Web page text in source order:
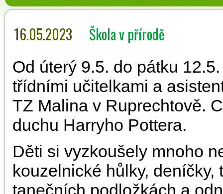
16.05.2023 Škola v přírodě
Od úterý 9.5. do pátku
třídními učitelkami a
TZ Malina v Ruprechtově.
duchu Harryho Pottera.
Děti si vyzkoušely mnoho
kouzelnické hůlky,
tanečních podložkách a